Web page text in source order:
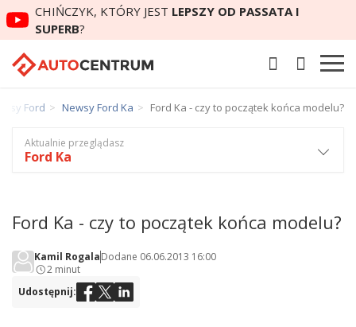
CHIŃCZYK, KTÓRY JEST LEPSZY OD PASSATA I
SUPERB?
Ford Newsy Ford Ka Ford Ka - czy to początek końca modelu?
Ford Ka - czy to początek końca modelu?
Kamil RogalaDodane 06.06.2013 16:00
2 minut
Udostępnij:
Aktualnie przeglądasz
Ford Ka